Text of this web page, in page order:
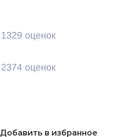
Добавить в избранное